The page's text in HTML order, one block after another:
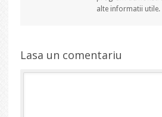
alte informatii utile.
Lasa un comentariu